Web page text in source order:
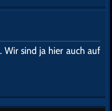
Wir sind ja hier auch auf